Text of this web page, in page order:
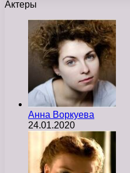
Актеры
Анна Воркуева
24.01.2020